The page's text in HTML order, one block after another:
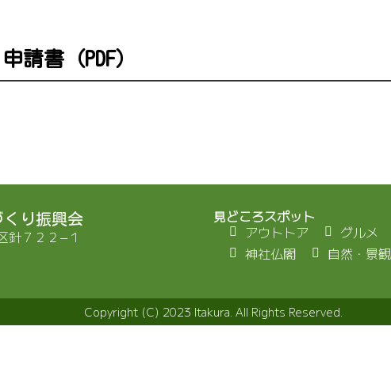
請書（PDF）
り振興会
針７２２−１
見どころスポット
アウトトア
グルメ
神社仏閣
自然・景観
Copyright (C) 2023 Itakura. All Rights Reserved.